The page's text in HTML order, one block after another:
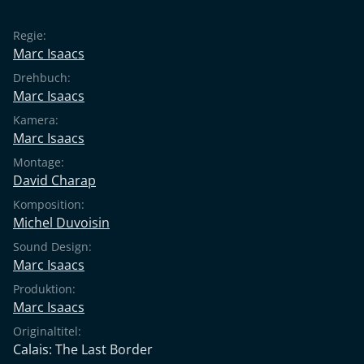
Regie:
Marc Isaacs
Drehbuch:
Marc Isaacs
Kamera:
Marc Isaacs
Montage:
David Charap
Komposition:
Michel Duvoisin
Sound Design:
Marc Isaacs
Produktion:
Marc Isaacs
Originaltitel:
Calais: The Last Border